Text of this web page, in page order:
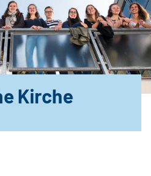
Kirche